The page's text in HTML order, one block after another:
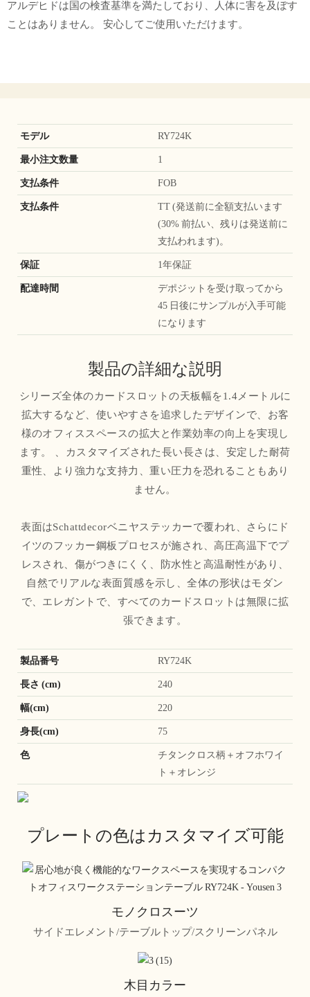
アルデヒドは国の検査基準を満たしており、人体に害を及ぼす
ことはありません。 安心してご使用いただけます。
モデル RY724K
最小注文数量 1
支払条件 FOB
支払条件
TT (発送前に全額支払います
(30% 前払い、残りは発送前に
支払われます)。
保証 1年保証
配達時間
デポジットを受け取ってから
45 日後にサンプルが入手可能
になります
製品の詳細な説明
シリーズ全体のカードスロットの天板幅を1.4メートルに
拡大するなど、使いやすさを追求したデザインで、お客
様のオフィススペースの拡大と作業効率の向上を実現し
ます。 、カスタマイズされた長い長さは、安定した耐荷
重性、より強力な支持力、重い圧力を恐れることもあり
ません。
表面はSchattdecorベニヤステッカーで覆われ、さらにド
イツのフッカー鋼板プロセスが施され、高圧高温下でプ
レスされ、傷がつきにくく、防水性と高温耐性があり、
自然でリアルな表面質感を示し、全体の形状はモダン
で、エレガントで、すべてのカードスロットは無限に拡
張できます。
製品番号 RY724K
長さ (cm) 240
幅(cm) 220
身長(cm) 75
色
チタンクロス柄＋オフホワイ
ト＋オレンジ
プレートの色はカスタマイズ可能
モノクロスーツ
サイドエレメント/テーブルトップ/スクリーンパネル
木目カラー